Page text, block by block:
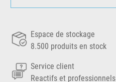
Espace de stockage
8.500 produits en stock
Service client
Reactifs et professionnels